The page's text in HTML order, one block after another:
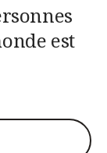
est